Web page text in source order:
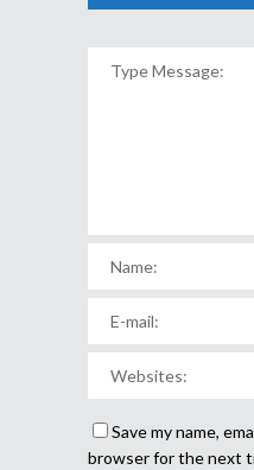
Save my name,
browser for the next